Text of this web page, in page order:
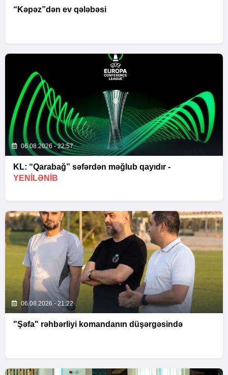
“Kəpəz”dən ev qələbəsi
06.08.2026 - 22:57
KL: “Qarabağ” səfərdən məğlub qayıdır -
YENİLƏNİB
06.08.2026 - 21:22
"Şəfa" rəhbərliyi komandanın düşərgəsində